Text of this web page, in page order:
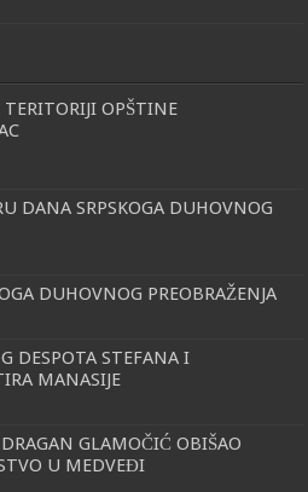
OPŠTINE
DANA SRPSKOGA DUHOVNOG
DUHOVNOG PREOBRAŽENJA
DESPOTA STEFANA I
MANASIJE
GLAMOČIĆ OBIŠAO
U MEDVEĐI